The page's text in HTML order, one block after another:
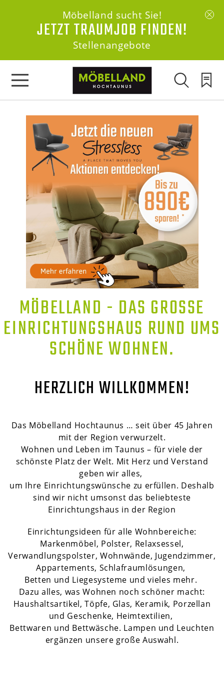
Möbelland sucht Sie!
JETZT TRAUMJOB FINDEN!
Stellenangebote
MÖBELLAND - DAS GROSSE E
INRICHTUNGSHAUS RUND UMS S
CHÖNE WOHNEN.
HERZLICH WILLKOMMEN!
Das Möbelland Hochtaunus … seit über 45 Jahren
mit der Region verwurzelt.
Wohnen und Leben im Taunus – für viele der
schönste Platz der Welt. Mit Herz und Verstand
geben wir alles,
um Ihre Einrichtungswünsche zu erfüllen. Deshalb
sind wir nicht umsonst das beliebteste
Einrichtungshaus in der Region
Einrichtungsideen für alle Wohnbereiche:
Markenmöbel, Polster, Relaxsessel,
Verwandlungspolster, Wohnwände, Jugendzimmer,
Appartements, Schlafraumlösungen,
Betten und Liegesysteme und vieles mehr.
Dazu alles, was Wohnen noch schöner macht:
Haushaltsartikel, Töpfe, Glas, Keramik, Porzellan
und Geschenke, Heimtextilien,
Bettwaren und Bettwäsche. Lampen und Leuchten
ergänzen unsere große Auswahl.